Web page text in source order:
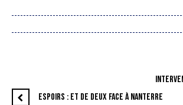
ESPOIRS : ET DE DEUX FACE À NANTERRE